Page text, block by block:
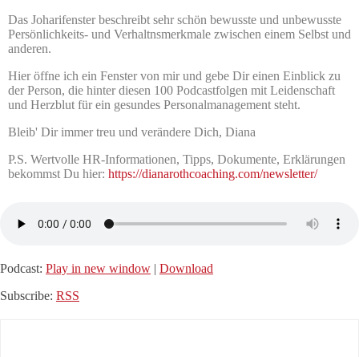
Das Joharifenster beschreibt sehr schön bewusste und unbewusste
Persönlichkeits- und Verhaltnsmerkmale zwischen einem Selbst und
anderen.
Hier öffne ich ein Fenster von mir und gebe Dir einen Einblick zu
der Person, die hinter diesen 100 Podcastfolgen mit Leidenschaft
und Herzblut für ein gesundes Personalmanagement steht.
Bleib' Dir immer treu und verändere Dich, Diana
P.S. Wertvolle HR-Informationen, Tipps, Dokumente, Erklärungen
bekommst Du hier: https://dianarothcoaching.com/newsletter/
Podcast: Play in new window | Download
Subscribe: RSS